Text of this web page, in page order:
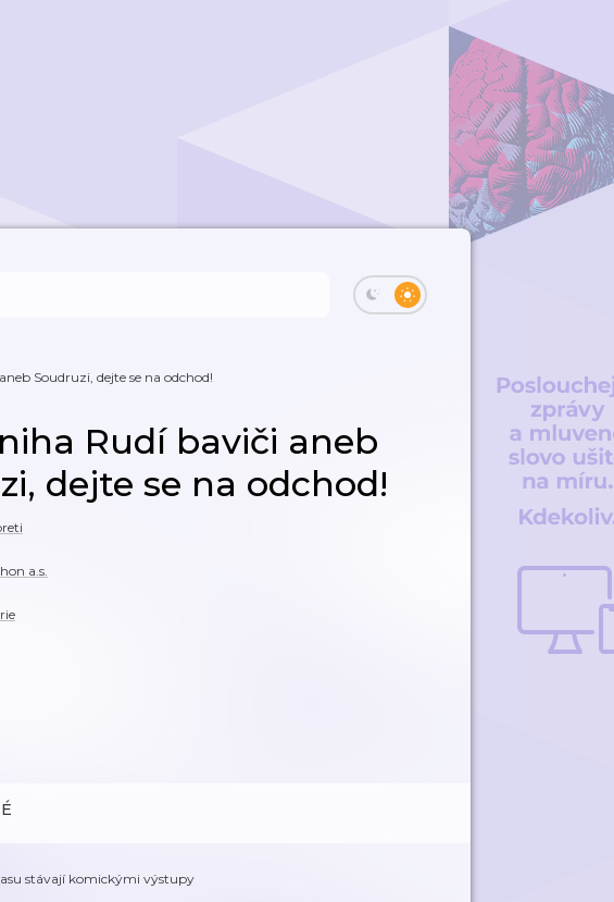
Soudruzi, dejte se na odchod!
Rudí baviči aneb
dejte se na odchod!
a.s.
stávají komickými výstupy